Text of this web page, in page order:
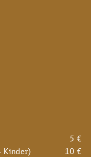
5 €
Kinder)
10 €